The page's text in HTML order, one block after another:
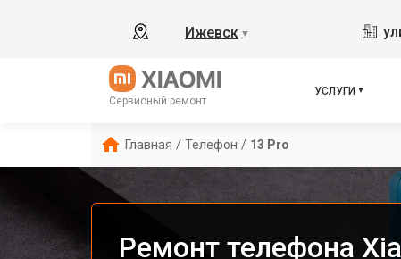
Ижевск ▼
Сервисный ремонт
УСЛУГИ
Главная / Телефон / 13 Pro
Ремонт телефона